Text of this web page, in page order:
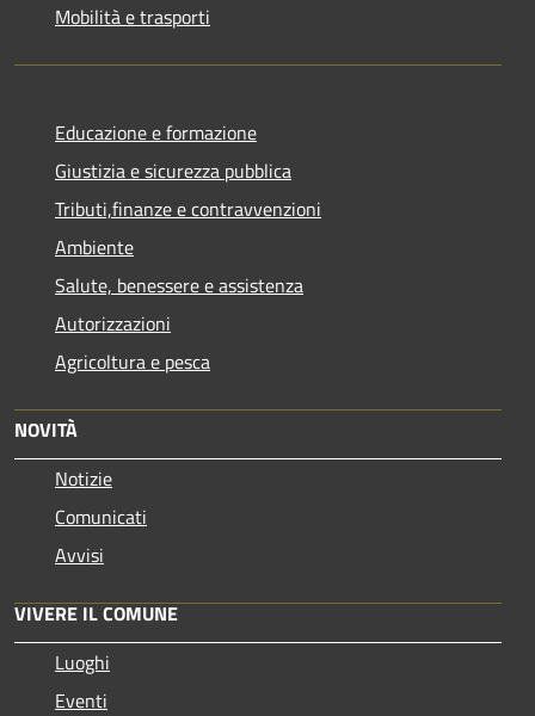
Mobilità e trasporti
Educazione e formazione
Giustizia e sicurezza pubblica
Tributi,finanze e contravvenzioni
Ambiente
Salute, benessere e assistenza
Autorizzazioni
Agricoltura e pesca
NOVITÀ
Notizie
Comunicati
Avvisi
VIVERE IL COMUNE
Luoghi
Eventi